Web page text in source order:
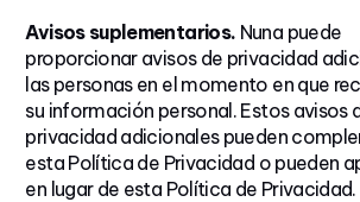
Avisos suplementarios. Nuna puede
proporcionar avisos de privacidad
las personas en el momento en que
su información personal. Estos avisos
privacidad adicionales pueden
esta Política de Privacidad o pueden
en lugar de esta Política de Privacidad.